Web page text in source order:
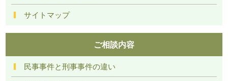
サイトマップ
ご相談内容
民事事件と刑事事件の違い